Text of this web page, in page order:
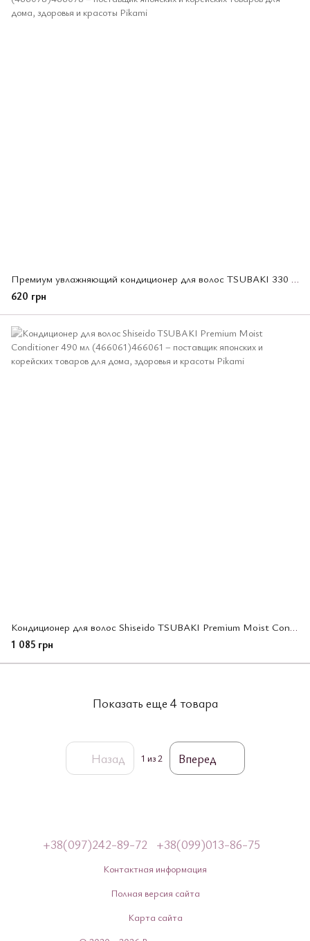
Премиум увлажняющий кондиционер для волос TSUBAKI 330 мл (466078)
620 грн
Кондиционер для волос Shiseido TSUBAKI Premium Moist Conditioner 490 мл (466061)
1 085 грн
Показать еще 4 товара
Назад 1 из 2 Вперед
+38(097)242-89-72 +38(099)013-86-75
Контактная информация
Полная версия сайта
Карта сайта